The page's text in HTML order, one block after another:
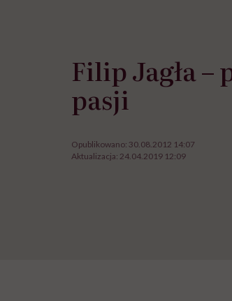
Filip Jagła –
pasji
Opublikowano: 30.08.2012 14:07
Aktualizacja: 24.04.2019 12:09